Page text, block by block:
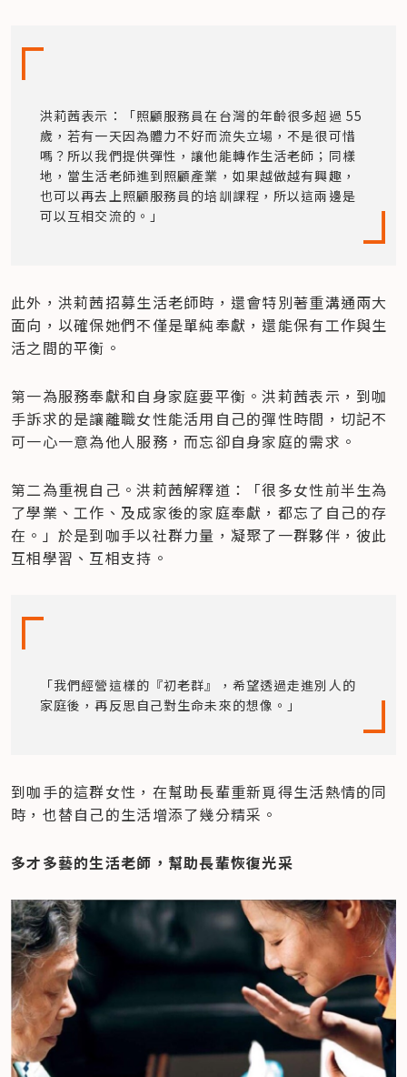
洪莉茜表示：「照顧服務員在台灣的年齡很多超過 55
歲，若有一天因為體力不好而流失立場，不是很可惜
嗎？所以我們提供彈性，讓他能轉作生活老師；同樣
地，當生活老師進到照顧產業，如果越做越有興趣，
也可以再去上照顧服務員的培訓課程，所以這兩邊是
可以互相交流的。」
此外，洪莉茜招募生活老師時，還會特別著重溝通兩大
面向，以確保她們不僅是單純奉獻，還能保有工作與生
活之間的平衡。
第一為服務奉獻和自身家庭要平衡。洪莉茜表示，到咖
手訴求的是讓離職女性能活用自己的彈性時間，切記不
可一心一意為他人服務，而忘卻自身家庭的需求。
第二為重視自己。洪莉茜解釋道：「很多女性前半生為
了學業、工作、及成家後的家庭奉獻，都忘了自己的存
在。」於是到咖手以社群力量，凝聚了一群夥伴，彼此
互相學習、互相支持。
「我們經營這樣的『初老群』，希望透過走進別人的
家庭後，再反思自己對生命未來的想像。」
到咖手的這群女性，在幫助長輩重新覓得生活熱情的同
時，也替自己的生活增添了幾分精采。
多才多藝的生活老師，幫助長輩恢復光采